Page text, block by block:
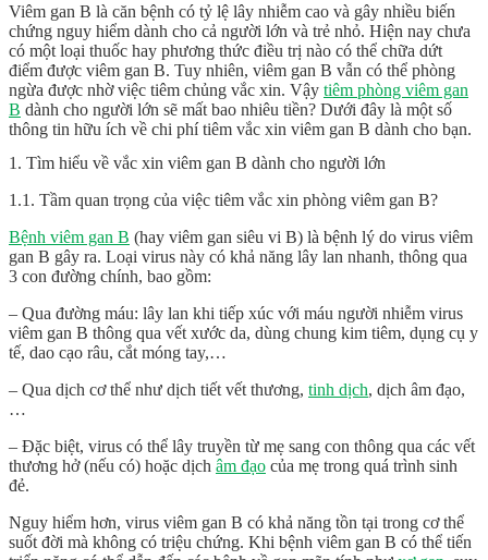
Viêm gan B là căn bệnh có tỷ lệ lây nhiễm cao và gây nhiều biến
chứng nguy hiểm dành cho cả người lớn và trẻ nhỏ. Hiện nay chưa
có một loại thuốc hay phương thức điều trị nào có thể chữa dứt
điểm được viêm gan B. Tuy nhiên, viêm gan B vẫn có thể phòng
ngừa được nhờ việc tiêm chủng vắc xin. Vậy tiêm phòng viêm gan
B dành cho người lớn sẽ mất bao nhiêu tiền? Dưới đây là một số
thông tin hữu ích về chi phí tiêm vắc xin viêm gan B dành cho bạn.
1. Tìm hiểu về vắc xin viêm gan B dành cho người lớn
1.1. Tầm quan trọng của việc tiêm vắc xin phòng viêm gan B?
Bệnh viêm gan B (hay viêm gan siêu vi B) là bệnh lý do virus viêm
gan B gây ra. Loại virus này có khả năng lây lan nhanh, thông qua
3 con đường chính, bao gồm:
– Qua đường máu: lây lan khi tiếp xúc với máu người nhiễm virus
viêm gan B thông qua vết xước da, dùng chung kim tiêm, dụng cụ y
tế, dao cạo râu, cắt móng tay,…
– Qua dịch cơ thể như dịch tiết vết thương, tinh dịch, dịch âm đạo,
…
– Đặc biệt, virus có thể lây truyền từ mẹ sang con thông qua các vết
thương hở (nếu có) hoặc dịch âm đạo của mẹ trong quá trình sinh
đẻ.
Nguy hiểm hơn, virus viêm gan B có khả năng tồn tại trong cơ thể
suốt đời mà không có triệu chứng. Khi bệnh viêm gan B có thể tiến